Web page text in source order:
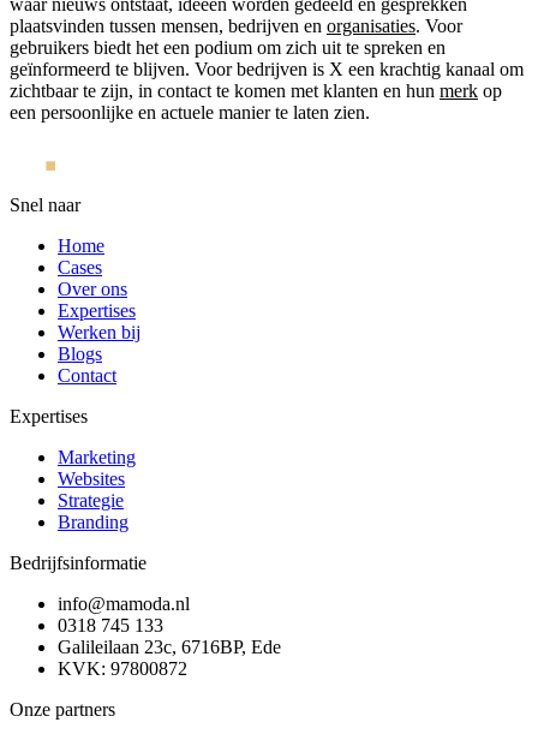
plaatsvinden tussen mensen, bedrijven en organisaties. Voor
gebruikers biedt het een podium om zich uit te spreken en
geïnformeerd te blijven. Voor bedrijven is X een krachtig kanaal om
zichtbaar te zijn, in contact te komen met klanten en hun merk op
een persoonlijke en actuele manier te laten zien.
Snel naar
Home
Cases
Over ons
Expertises
Werken bij
Blogs
Contact
Expertises
Marketing
Websites
Strategie
Branding
Bedrijfsinformatie
info@mamoda.nl
0318 745 133
Galileilaan 23c, 6716BP, Ede
KVK: 97800872
Onze partners